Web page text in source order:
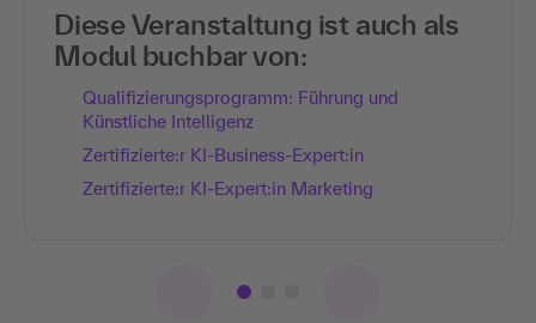
Diese Veranstaltung ist auch als
Modul buchbar von:
Qualifizierungsprogramm: Führung und
Künstliche Intelligenz
Zertifizierte:r KI-Business-Expert:in
Zertifizierte:r KI-Expert:in Marketing